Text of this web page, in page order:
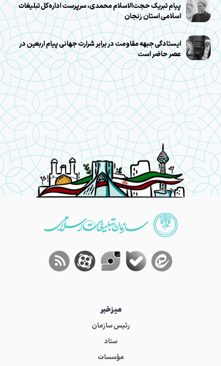
پیام تبریک حجت‌الاسلام محمدی، سرپرست اداره‌کل تبلیغات
اسلامی استان زنجان
ایستادگی جبهه مقاومت در برابر شرارت جهانی پیام اربعین در
عصر حاضر است
میز‌خبر
رئیس سازمان
ستاد
مؤسسات